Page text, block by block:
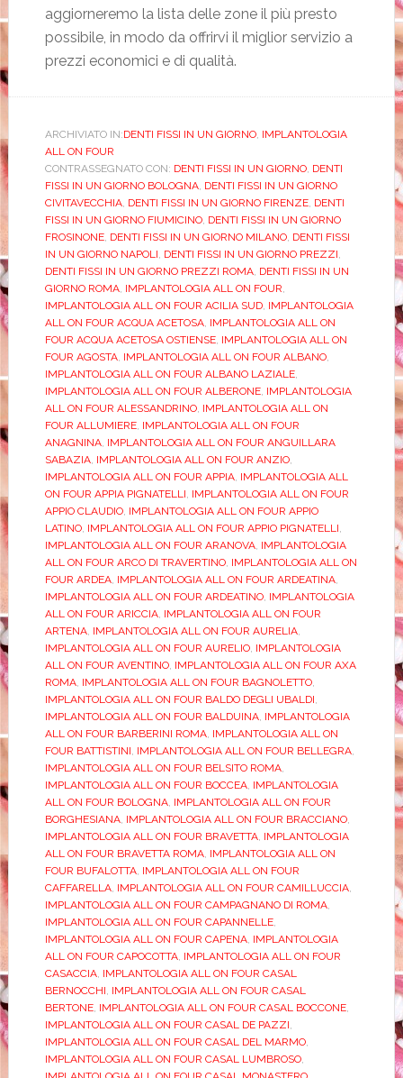
aggiorneremo la lista delle zone il più presto
possibile, in modo da offrirvi il miglior servizio a
prezzi economici e di qualità.
ARCHIVIATO IN:DENTI FISSI IN UN GIORNO, IMPLANTOLOGIA
ALL ON FOUR
CONTRASSEGNATO CON: DENTI FISSI IN UN GIORNO, DENTI
FISSI IN UN GIORNO BOLOGNA, DENTI FISSI IN UN GIORNO
CIVITAVECCHIA, DENTI FISSI IN UN GIORNO FIRENZE, DENTI
FISSI IN UN GIORNO FIUMICINO, DENTI FISSI IN UN GIORNO
FROSINONE, DENTI FISSI IN UN GIORNO MILANO, DENTI FISSI
IN UN GIORNO NAPOLI DENTI FISSI IN UN GIORNO PREZZI
DENTI FISSI IN UN GIORNO PREZZI ROMA, DENTI FISSI IN UN
GIORNO ROMA, IMPLANTOLOGIA ALL ON FOUR
IMPLANTOLOGIA ALL ON FOUR ACILIA SUD, IMPLANTOLOGIA
ALL ON FOUR ACQUA ACETOSA, IMPLANTOLOGIA ALL ON
FOUR ACQUA ACETOSA OSTIENSE, IMPLANTOLOGIA ALL ON
FOUR AGOSTA, IMPLANTOLOGIA ALL ON FOUR ALBANO,
IMPLANTOLOGIA ALL ON FOUR ALBANO LAZIALE,
IMPLANTOLOGIA ALL ON FOUR ALBERONE, IMPLANTOLOGIA
ALL ON FOUR ALESSANDRINO, IMPLANTOLOGIA ALL ON
FOUR ALLUMIERE, IMPLANTOLOGIA ALL ON FOUR
ANAGNINA, IMPLANTOLOGIA ALL ON FOUR ANGUILLARA
SABAZIA, IMPLANTOLOGIA ALL ON FOUR ANZIO,
IMPLANTOLOGIA ALL ON FOUR APPIA, IMPLANTOLOGIA ALL
ON FOUR APPIA PIGNATELLI IMPLANTOLOGIA ALL ON FOUR
APPIO CLAUDIO, IMPLANTOLOGIA ALL ON FOUR APPIO
LATINO, IMPLANTOLOGIA ALL ON FOUR APPIO PIGNATELLI
IMPLANTOLOGIA ALL ON FOUR ARANOVA, IMPLANTOLOGIA
ALL ON FOUR ARCO DI TRAVERTINO, IMPLANTOLOGIA ALL ON
FOUR ARDEA, IMPLANTOLOGIA ALL ON FOUR ARDEATINA,
IMPLANTOLOGIA ALL ON FOUR ARDEATINO, IMPLANTOLOGIA
ALL ON FOUR ARICCIA, IMPLANTOLOGIA ALL ON FOUR
ARTENA, IMPLANTOLOGIA ALL ON FOUR AURELIA,
IMPLANTOLOGIA ALL ON FOUR AURELIO, IMPLANTOLOGIA
ALL ON FOUR AVENTINO, IMPLANTOLOGIA ALL ON FOUR AXA
ROMA, IMPLANTOLOGIA ALL ON FOUR BAGNOLETTO,
IMPLANTOLOGIA ALL ON FOUR BALDO DEGLI UBALDI
IMPLANTOLOGIA ALL ON FOUR BALDUINA, IMPLANTOLOGIA
ALL ON FOUR BARBERINI ROMA, IMPLANTOLOGIA ALL ON
FOUR BATTISTINI IMPLANTOLOGIA ALL ON FOUR BELLEGRA,
IMPLANTOLOGIA ALL ON FOUR BELSITO ROMA,
IMPLANTOLOGIA ALL ON FOUR BOCCEA, IMPLANTOLOGIA
ALL ON FOUR BOLOGNA, IMPLANTOLOGIA ALL ON FOUR
BORGHESIANA, IMPLANTOLOGIA ALL ON FOUR BRACCIANO,
IMPLANTOLOGIA ALL ON FOUR BRAVETTA, IMPLANTOLOGIA
ALL ON FOUR BRAVETTA ROMA, IMPLANTOLOGIA ALL ON
FOUR BUFALOTTA, IMPLANTOLOGIA ALL ON FOUR
CAFFARELLA, IMPLANTOLOGIA ALL ON FOUR CAMILLUCCIA,
IMPLANTOLOGIA ALL ON FOUR CAMPAGNANO DI ROMA,
IMPLANTOLOGIA ALL ON FOUR CAPANNELLE,
IMPLANTOLOGIA ALL ON FOUR CAPENA, IMPLANTOLOGIA
ALL ON FOUR CAPOCOTTA, IMPLANTOLOGIA ALL ON FOUR
CASACCIA, IMPLANTOLOGIA ALL ON FOUR CASAL
BERNOCCHI IMPLANTOLOGIA ALL ON FOUR CASAL
BERTONE, IMPLANTOLOGIA ALL ON FOUR CASAL BOCCONE,
IMPLANTOLOGIA ALL ON FOUR CASAL DE PAZZI
IMPLANTOLOGIA ALL ON FOUR CASAL DEL MARMO,
IMPLANTOLOGIA ALL ON FOUR CASAL LUMBROSO,